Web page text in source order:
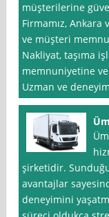
müşterilerine
Firmamız, Ankara
ve müşteri
Nakliyat, taşıma
memnuniyetine
Uzman ve
şirketidir.
avantajlar
deneyimini